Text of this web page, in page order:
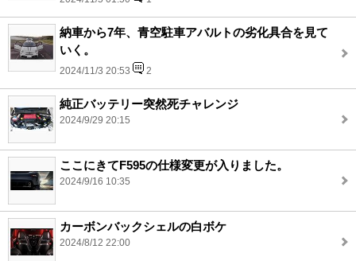
納車から7年、青空駐車アバルトの劣化具合を見て
いく。
2024/11/3 20:53 2
純正バッテリー突然死チャレンジ
2024/9/29 20:15
ここにきてF595の仕様変更が入りました。
2024/9/16 10:35
カーボンバックシェルの白ボケ
2024/8/12 22:00